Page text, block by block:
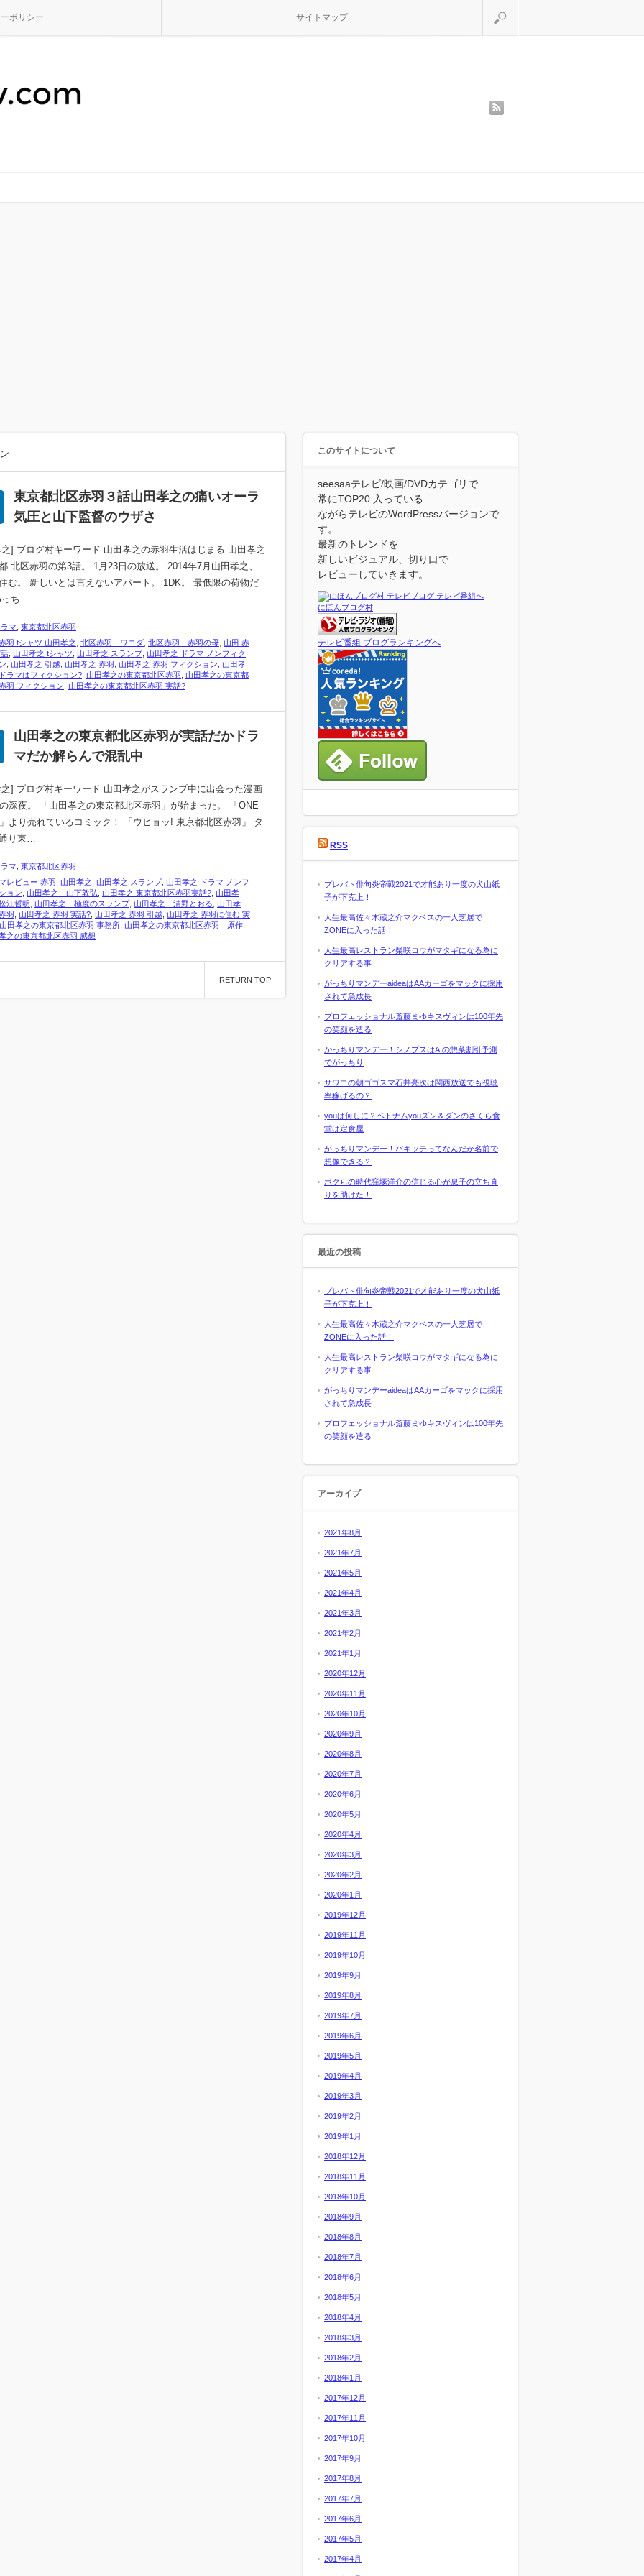
ポリシー サイトマップ
東京都北区赤羽３話山田孝之の痛いオーラ
気圧と山下監督のウザさ
之] ブログ村キーワード 山田孝之の赤羽生活はじまる 山田孝之
北区赤羽の第3話。 1月23日の放送。 2014年7月山田孝之、
む。 新しいとは言えないアパート。 1DK。 最低限の荷物だ
っち…
マ 東京都北区赤羽
羽 tシャツ 山田孝之
北区赤羽 ワニダ 北区赤羽 赤羽の母 山田 赤
山田孝之 tシャツ 山田孝之 スランプ, 山田孝之 ドラマ ノンフィク
山田孝之 引越 山田孝之 赤羽 山田孝之 赤羽 フィクション
山田孝
ラマはフィクション? 山田孝之の東京都北区赤羽
山田孝之の東京都
羽 フィクション
山田孝之の東京都北区赤羽 実話?
山田孝之の東京都北区赤羽が実話だかドラ
マだか解らんで混乱中
之] ブログ村キーワード 山田孝之がスランプ中に出会った漫画
深夜。 「山田孝之の東京都北区赤羽」が始まった。 「ONE
より売れているコミック！ 「ウヒョッ! 東京都北区赤羽」 タ
り東…
マ 東京都北区赤羽
レビュー 赤羽
山田孝之 山田孝之 スランプ, 山田孝之 ドラマ ノンフ
ョン
山田孝之 山下敦弘 山田孝之 東京都北区赤羽実話? 山田孝
江哲明
山田孝之 極度のスランプ, 山田孝之 清野とおる
山田孝
羽
山田孝之 赤羽 実話? 山田孝之 赤羽 引越
山田孝之 赤羽に住む 実
山田孝之の東京都北区赤羽 事務所 山田孝之の東京都北区赤羽 原作
之の東京都北区赤羽 感想
RETURN TOP
このサイトについて
seesaaテレビ/映画/DVDカテゴリで
常にTOP20 入っている
ながらテレビのWordPressバージョンで
す。
最新のトレンドを
新しいビジュアル、切り口で
レビューしていきます。
にほんブログ村
テレビ番組 ブログランキングへ
RSS
プレバト俳句炎帝戦2021で才能あり一度の犬山紙
子が下克上！
人生最高佐々木蔵之介マクベスの一人芝居で
ZONEに入った話！
人生最高レストラン柴咲コウがマタギになる為に
クリアする事
がっちりマンデーaideaはAAカーゴをマックに採用
されて急成長
プロフェッショナル斎藤まゆキスヴィンは100年先
の笑顔を造る
がっちりマンデー！シノプスはAIの惣菜割引予測
でがっちり
サワコの朝ゴゴスマ石井亮次は関西放送でも視聴
率稼げるの？
youは何しに？ベトナムyouズン＆ダンのさくら食
堂は定食屋
がっちりマンデー！パキッテってなんだか名前で
想像できる？
ボクらの時代窪塚洋介の信じる心が息子の立ち直
りを助けた！
最近の投稿
プレバト俳句炎帝戦2021で才能あり一度の犬山紙
子が下克上！
人生最高佐々木蔵之介マクベスの一人芝居で
ZONEに入った話！
人生最高レストラン柴咲コウがマタギになる為に
クリアする事
がっちりマンデーaideaはAAカーゴをマックに採用
されて急成長
プロフェッショナル斎藤まゆキスヴィンは100年先
の笑顔を造る
アーカイブ
2021年8月
2021年7月
2021年5月
2021年4月
2021年3月
2021年2月
2021年1月
2020年12月
2020年11月
2020年10月
2020年9月
2020年8月
2020年7月
2020年6月
2020年5月
2020年4月
2020年3月
2020年2月
2020年1月
2019年12月
2019年11月
2019年10月
2019年9月
2019年8月
2019年7月
2019年6月
2019年5月
2019年4月
2019年3月
2019年2月
2019年1月
2018年12月
2018年11月
2018年10月
2018年9月
2018年8月
2018年7月
2018年6月
2018年5月
2018年4月
2018年3月
2018年2月
2018年1月
2017年12月
2017年11月
2017年10月
2017年9月
2017年8月
2017年7月
2017年6月
2017年5月
2017年4月